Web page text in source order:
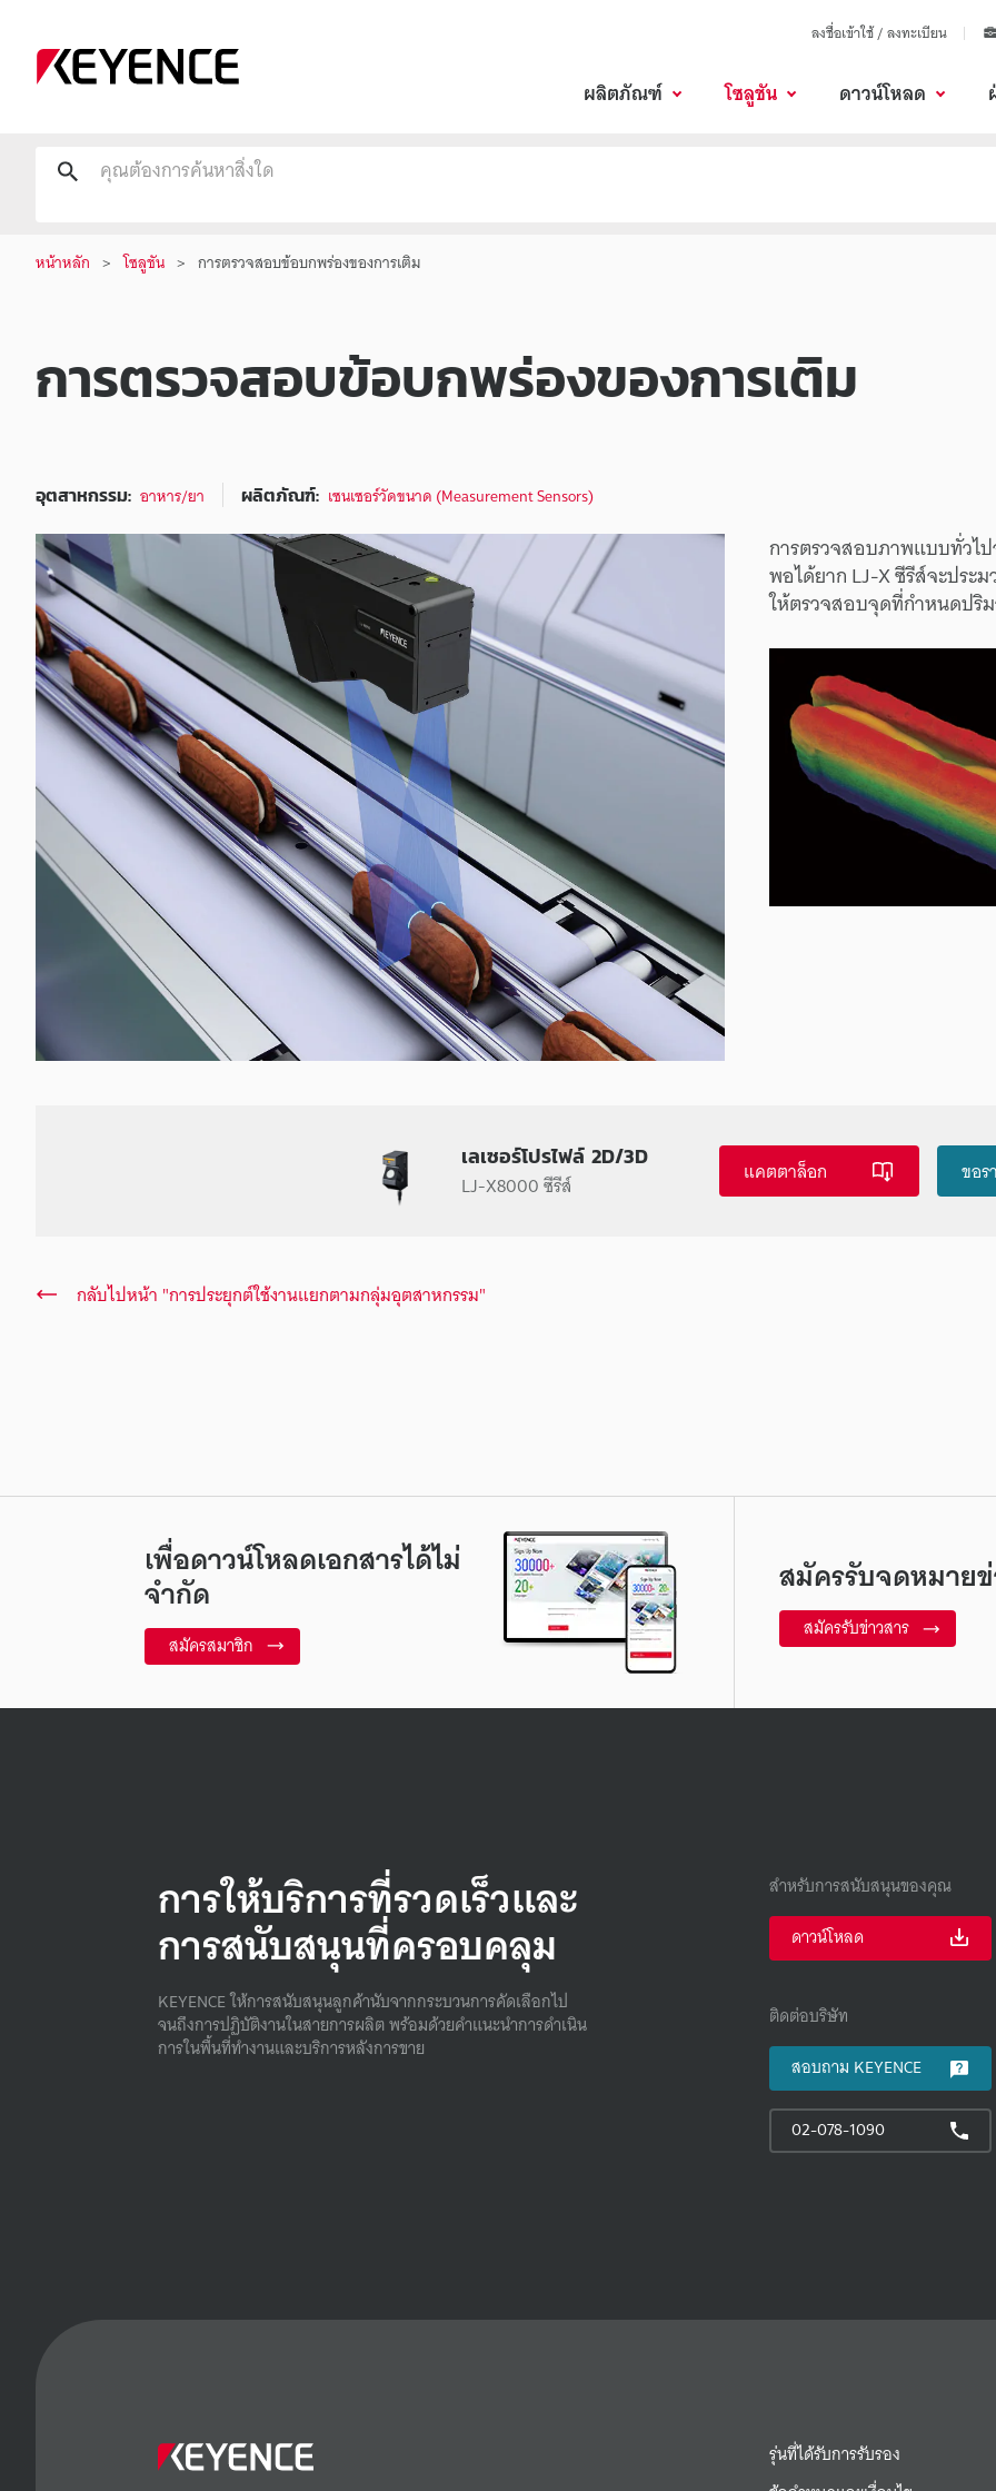
ลงชื่อเข้าใช้ / ลงทะเบียน
ผลิตภัณฑ์ โซลูชัน ดาวน์โหลด
หน้าหลัก โซลูชัน การตรวจสอบข้อบกพร่องของการเติม
การตรวจสอบข้อบกพร่องของการเติม
อุตสาหกรรม: อาหาร/ยา ผลิตภัณฑ์: เซนเซอร์วัดขนาด (Measurement Sensors)
การตรวจสอบภาพแบบทั่วไ
พอได้ยาก LJ-X ซีรีส์จะประ
ให้ตรวจสอบจุดที่กำหนดปริ
เลเซอร์โปรไฟล์ 2D/3D
LJ-X8000 ซีรีส์ แคตตาล็อก ขอร
กลับไปหน้า "การประยุกต์ใช้งานแยกตามกลุ่มอุตสาหกรรม"
เพื่อดาวน์โหลดเอกสารได้ไม่
จำกัด
สมัครสมาชิก
สมัครรับจดหมาย
สมัครรับข่าวสาร
การให้บริการที่รวดเร็วและ
การสนับสนุนที่ครอบคลุม
KEYENCE ให้การสนับสนุนลูกค้านับจากกระบวนการคัดเลือกไป
จนถึงการปฏิบัติงานในสายการผลิต พร้อมด้วยคําแนะนําการดําเนิน
การในพื้นที่ทํางานและบริการหลังการขาย
สำหรับการสนับสนุนของคุณ
ดาวน์โหลด
ติดต่อบริษัท
สอบถาม KEYENCE
02-078-1090
รุ่นที่ได้รับการรับรอง